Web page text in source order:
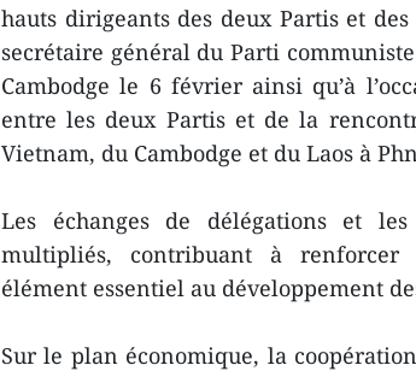
hauts dirigeants des deux Partis et
secrétaire général du Parti
Cambodge le 6 février ainsi qu’à
entre les deux Partis et de la
Vietnam, du Cambodge et du Laos à
Les échanges de délégations et
multipliés, contribuant à renforcer
élément essentiel au développement
Sur le plan économique, la